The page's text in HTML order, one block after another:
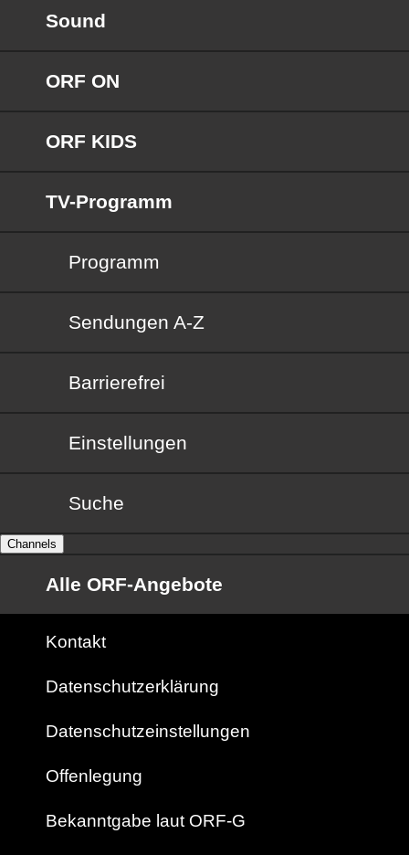
Sound
ORF ON
ORF KIDS
TV-Programm
Programm
Sendungen von A bis Z
Sendungen A-Z
Barrierefrei
Barrierefrei
Einstellungen
Suche
Channels
Alle ORF-Angebote
Kontakt
Datenschutzerklärung
Datenschutzeinstellungen
Offenlegung
Bekanntgabe laut ORF-G